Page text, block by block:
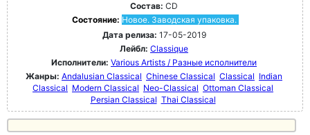
Состав: CD
Состояние: Новое. Заводская упаковка.
Дата релиза: 17-05-2019
Лейбл: Classique
Исполнители: Various Artists / Разные исполнители
Жанры: Andalusian Classical Chinese Classical Classical Indian
Classical Modern Classical Neo-Classical Ottoman Classical
Persian Classical Thai Classical